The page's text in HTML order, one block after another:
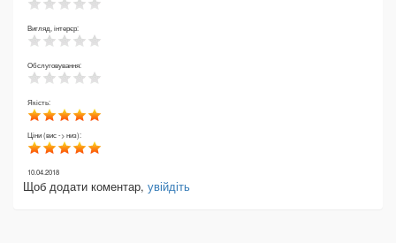
Вигляд, інтерєр:
Обслуговування:
Якість:
Ціни (вис -> низ):
10.04.2018
Щоб додати коментар, увійдіть